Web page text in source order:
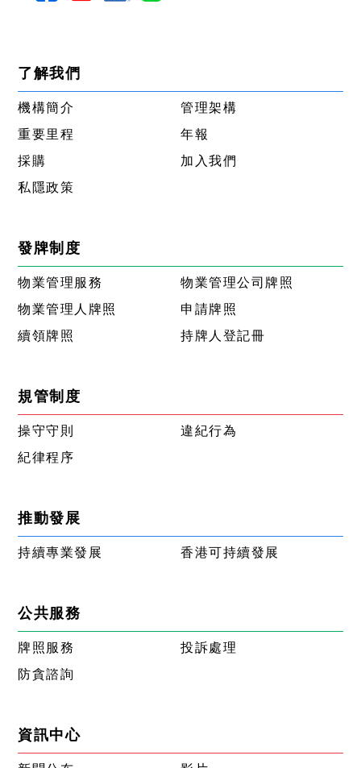
了解我們
機構簡介
管理架構
重要里程
年報
採購
加入我們
私隱政策
發牌制度
物業管理服務
物業管理公司牌照
物業管理人牌照
申請牌照
續領牌照
持牌人登記冊
規管制度
操守守則
違紀行為
紀律程序
推動發展
持續專業發展 香港可持續發展
公共服務
牌照服務
投訴處理
防貪諮詢
資訊中心